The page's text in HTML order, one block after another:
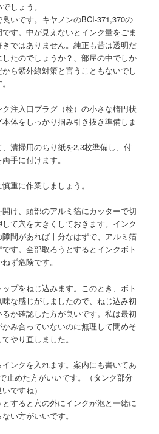
しょう。
いです。キヤノンのBCI-371,370の
す。中が見えないとインク量をごま
ではありません。純正も昔は透明だ
たのでしょうか？、部屋の中でしか
ら紫外線対策と言うこともないでし
注入口プラグ（栓）の小さな楕円状
体をしっかり掴み引き抜き準備しま
清掃用のちり紙を2,3枚準備し、付
手に付けます。
重に作業しましょう。
け、頭部のアルミ箔にカッターで切
て穴を大きくしておきます。インク
間があれば十分なはずで、アルミ箔
す。全部取ろうとするとインクボト
ず危険です。
プをねじ込みます。このとき、ボト
な感じがしましたので、ねじ込み初
か確認した方が良いです。私は最初
み合っていないのに無理して閉めそ
やり直しました。
ンクを入れます。案内にも書いてあ
止めた方がいいです。（タンク部分
ですね）
すると穴の外にインクが泡と一緒に
い方がいいです。